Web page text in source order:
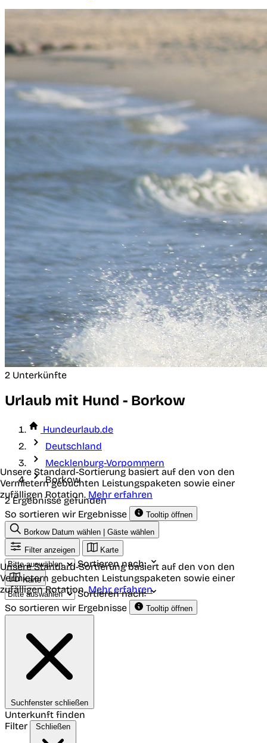
2 Unterkünfte
Urlaub mit Hund - Borkow
Hundeurlaub.de
Deutschland
Mecklenburg-Vorpommern
Borkow
2 Ergebnisse gefunden
So sortieren wir Ergebnisse
Tooltip öffnen
Unsere Standard-Sortierung basiert auf den von den
Vermietern gebuchten Leistungspaketen sowie einer
zufälligen Rotation. Mehr erfahren
Borkow Datum wählen | Gäste wählen
Filter anzeigen
Karte
Sortieren nach:
Karte
Sortieren nach:
So sortieren wir Ergebnisse
Tooltip öffnen
Unsere Standard-Sortierung basiert auf den von den
Vermietern gebuchten Leistungspaketen sowie einer
zufälligen Rotation.Mehr erfahren
Suchfenster schließen
Unterkunft finden
Filter
Schließen